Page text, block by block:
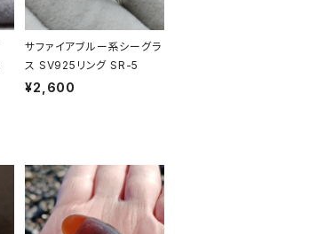
サファイアブルー系シーグラ
ス SV925リング SR-5
¥2,600